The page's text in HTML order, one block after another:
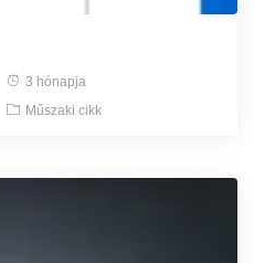
3 hónapja
Műszaki cikk